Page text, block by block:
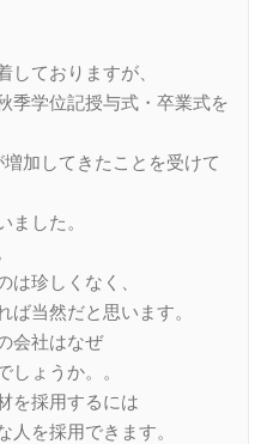
しておりますが、
季学位記授与式・卒業式を
加してきたことを受けて
ました。
珍しくなく、
ば当然だと思います。
会社はなぜ
しょうか。。
を採用するには
人を採用できます。